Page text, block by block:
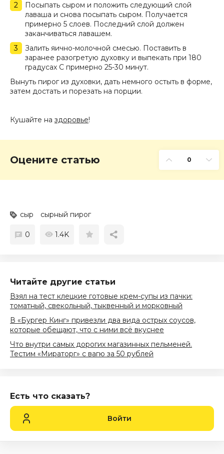
Посыпать сыром и положить следующий слой
лаваша и снова посыпать сыром. Получается
примерно 5 слоев. Последний слой должен
заканчиваться лавашем.
Залить яично-молочной смесью. Поставить в
заранее разогретую духовку и выпекать при 180
градусах С примерно 25-30 минут.
Вынуть пирог из духовки, дать немного остыть в форме,
затем достать и порезать на порции.
Кушайте на здоровье!
Оцените статью 0
сыр сырный пирог
0 1.4K
Читайте другие статьи
Взял на тест клецкие готовые крем-супы из пачки:
томатный, свекольный, тыквенный и морковный
В «Бургер Кинг» привезли два вида острых соусов,
которые обещают, что с ними всё вкуснее
Что внутри самых дорогих магазинных пельменей.
Тестим «Мираторг» с вагю за 50 рублей
Есть что сказать?
Войти